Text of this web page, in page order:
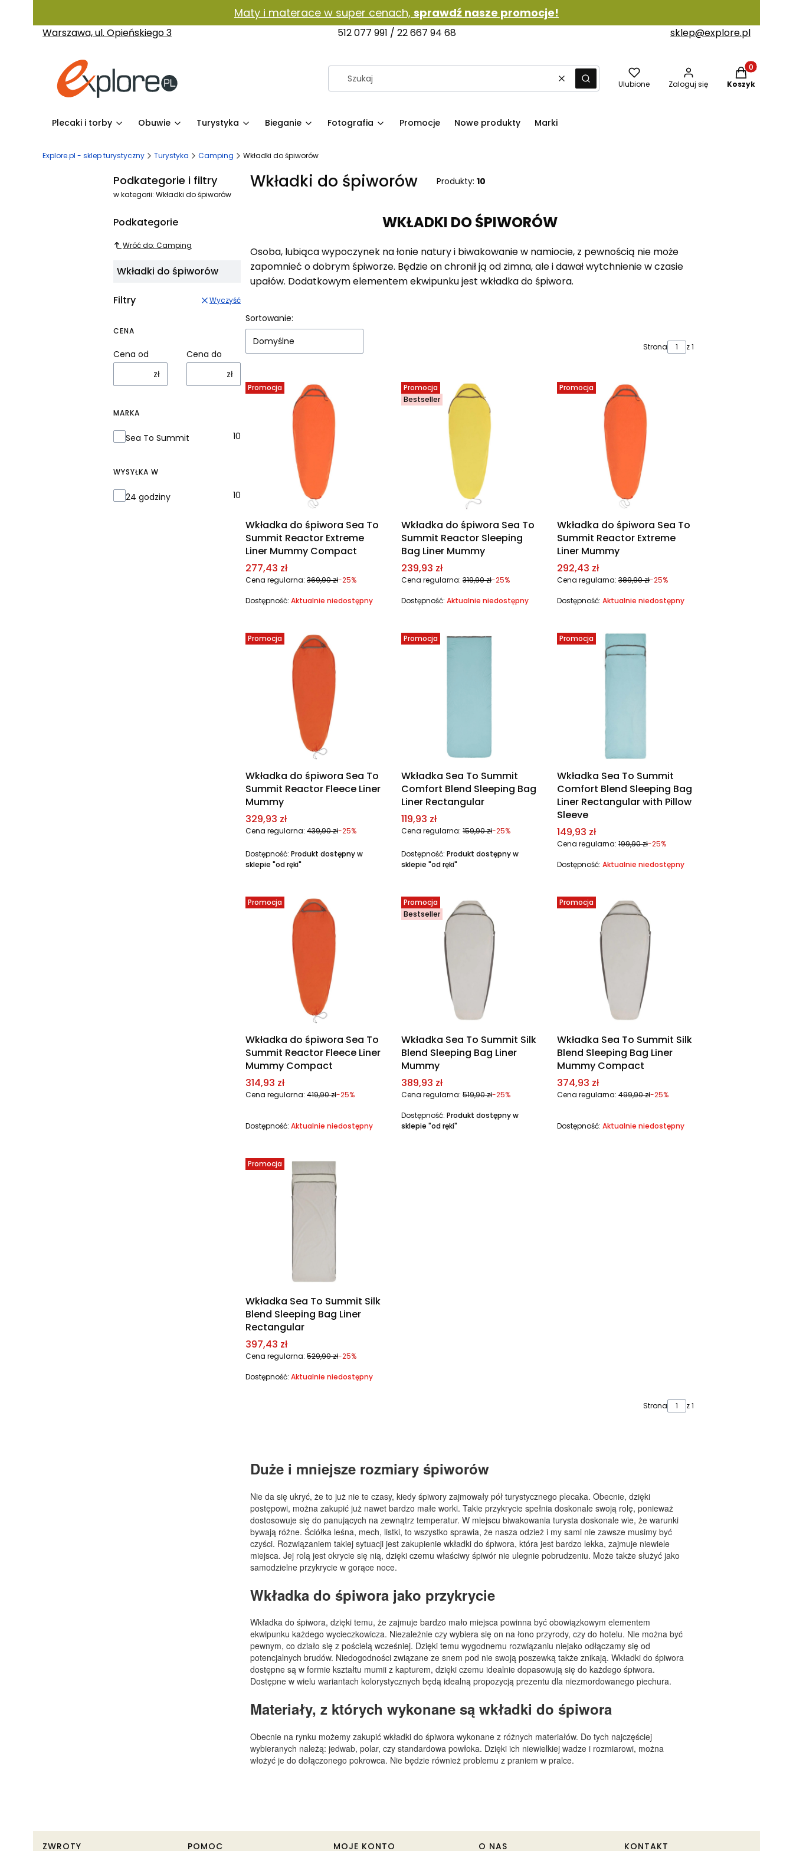
Maty i materace w super cenach, sprawdź nasze promocje!
Warszawa, ul. Opieńskiego 3 512 077 991 / 22 667 94 68 sklep@explore.pl
WyczyśćSzukaj Ulubione Zaloguj się
Produkty w
Koszyk
Plecaki i torby Obuwie Turystyka Bieganie Fotografia Promocje Nowe produkty Marki
Explore.pl - sklep turystyczny Turystyka Camping Wkładki do śpiworów
Podkategorie i filtry
w kategorii: Wkładki do śpiworów
Podkategorie
Wróć do: Camping
Wkładki do śpiworów
Filtry Wyczyść
CENA
Cena od
zł
Cena do
zł
MARKA
Marka
Sea To Summit 10
WYSYŁKA W
Wysyłka w
24 godziny 10
Wkładki do śpiworów Produkty: 10
WKŁADKI DO ŚPIWORÓW
Osoba, lubiąca wypoczynek na łonie natury i biwakowanie w namiocie, z pewnością nie może
zapomnieć o dobrym śpiworze. Będzie on chronił ją od zimna, ale i dawał wytchnienie w czasie
upałów. Dodatkowym elementem ekwipunku jest wkładka do śpiwora.
Lista produktów
Sortowanie:
Domyślne
Strona z 1
Promocja
Wkładka do śpiwora Sea To
Summit Reactor Extreme
Liner Mummy Compact
Cena promocyjna
277,43 zł
Cena regularna: 369,90 zł-25%
Dostępność: Aktualnie niedostępny
Promocja
Bestseller
Wkładka do śpiwora Sea To
Summit Reactor Sleeping
Bag Liner Mummy
Cena promocyjna
239,93 zł
Cena regularna: 319,90 zł-25%
Dostępność: Aktualnie niedostępny
Promocja
Wkładka do śpiwora Sea To
Summit Reactor Extreme
Liner Mummy
Cena promocyjna
292,43 zł
Cena regularna: 389,90 zł-25%
Dostępność: Aktualnie niedostępny
Promocja
Wkładka do śpiwora Sea To
Summit Reactor Fleece Liner
Mummy
Cena promocyjna
329,93 zł
Cena regularna: 439,90 zł-25%
Dostępność: Produkt dostępny w
sklepie "od ręki"
Promocja
Wkładka Sea To Summit
Comfort Blend Sleeping Bag
Liner Rectangular
Cena promocyjna
119,93 zł
Cena regularna: 159,90 zł-25%
Dostępność: Produkt dostępny w
sklepie "od ręki"
Promocja
Wkładka Sea To Summit
Comfort Blend Sleeping Bag
Liner Rectangular with Pillow
Sleeve
Cena promocyjna
149,93 zł
Cena regularna: 199,90 zł-25%
Dostępność: Aktualnie niedostępny
Promocja
Wkładka do śpiwora Sea To
Summit Reactor Fleece Liner
Mummy Compact
Cena promocyjna
314,93 zł
Cena regularna: 419,90 zł-25%
Dostępność: Aktualnie niedostępny
Promocja
Bestseller
Wkładka Sea To Summit Silk
Blend Sleeping Bag Liner
Mummy
Cena promocyjna
389,93 zł
Cena regularna: 519,90 zł-25%
Dostępność: Produkt dostępny w
sklepie "od ręki"
Promocja
Wkładka Sea To Summit Silk
Blend Sleeping Bag Liner
Mummy Compact
Cena promocyjna
374,93 zł
Cena regularna: 499,90 zł-25%
Dostępność: Aktualnie niedostępny
Promocja
Wkładka Sea To Summit Silk
Blend Sleeping Bag Liner
Rectangular
Cena promocyjna
397,43 zł
Cena regularna: 529,90 zł-25%
Dostępność: Aktualnie niedostępny
Strona z 1
Duże i mniejsze rozmiary śpiworów
Nie da się ukryć, że to już nie te czasy, kiedy śpiwory zajmowały pół turystycznego plecaka. Obecnie, dzięki
postępowi, można zakupić już nawet bardzo małe worki. Takie przykrycie spełnia doskonale swoją rolę, ponieważ
dostosowuje się do panujących na zewnątrz temperatur. W miejscu biwakowania turysta doskonale wie, że warunki
bywają różne. Ściółka leśna, mech, listki, to wszystko sprawia, że nasza odzież i my sami nie zawsze musimy być
czyści. Rozwiązaniem takiej sytuacji jest zakupienie wkładki do śpiwora, która jest bardzo lekka, zajmuje niewiele
miejsca. Jej rolą jest okrycie się nią, dzięki czemu właściwy śpiwór nie ulegnie pobrudzeniu. Może także służyć jako
samodzielne przykrycie w gorące noce.
Wkładka do śpiwora jako przykrycie
Wkładka do śpiwora, dzięki temu, że zajmuje bardzo mało miejsca powinna być obowiązkowym elementem
ekwipunku każdego wycieczkowicza. Niezależnie czy wybiera się on na łono przyrody, czy do hotelu. Nie można być
pewnym, co działo się z pościelą wcześniej. Dzięki temu wygodnemu rozwiązaniu niejako odłączamy się od
potencjalnych brudów. Niedogodności związane ze snem pod nie swoją poszewką także znikają. Wkładki do śpiwora
dostępne są w formie kształtu mumii z kapturem, dzięki czemu idealnie dopasowują się do każdego śpiwora.
Dostępne w wielu wariantach kolorystycznych będą idealną propozycją prezentu dla niezmordowanego piechura.
Materiały, z których wykonane są wkładki do śpiwora
Obecnie na rynku możemy zakupić wkładki do śpiwora wykonane z różnych materiałów. Do tych najczęściej
wybieranych należą: jedwab, polar, czy standardowa powłoka. Dzięki ich niewielkiej wadze i rozmiarowi, można
włożyć je do dołączonego pokrowca. Nie będzie również problemu z praniem w pralce.
ZWROTY POMOC MOJE KONTO O NAS KONTAKT